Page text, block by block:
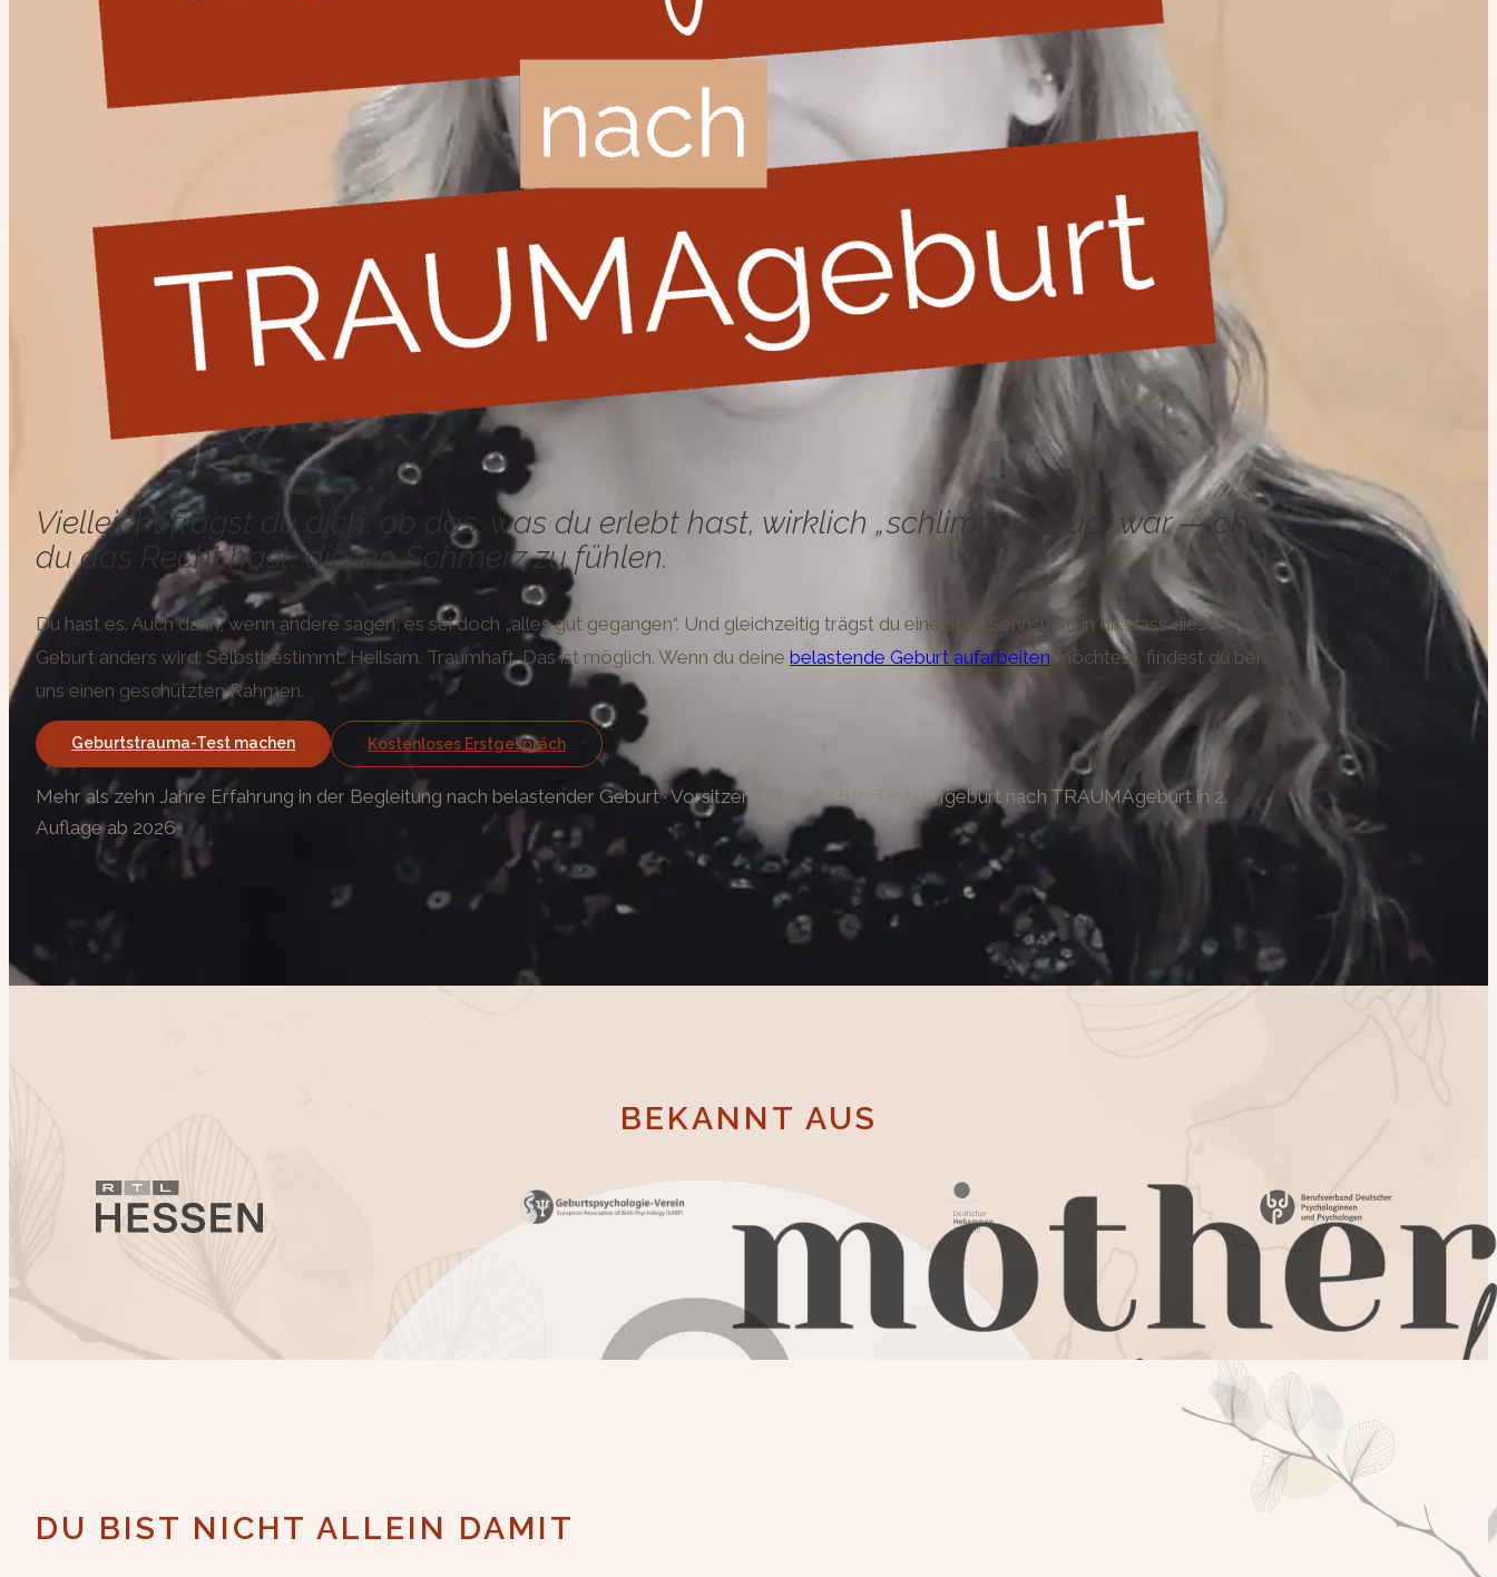
Vielleicht fragst du dich, ob das, was du erlebt hast, wirklich „schlimm genug“ war — ob
du das Recht hast, diesen Schmerz zu fühlen.
Du hast es. Auch dann, wenn andere sagen, es sei doch „alles gut gegangen“. Und gleichzeitig trägst du eine tiefe Sehnsucht in dir: dass diese
Geburt anders wird. Selbstbestimmt. Heilsam. Traumhaft. Das ist möglich. Wenn du deine belastende Geburt aufarbeiten möchtest, findest du bei
uns einen geschützten Rahmen.
Geburtstrauma-Test machen Kostenloses Erstgespräch
Mehr als zehn Jahre Erfahrung in der Begleitung nach belastender Geburt · Vorsitzende der EABP · TRAUMgeburt nach TRAUMAgeburt in 2.
Auflage ab 2026
BEKANNT AUS
DU BIST NICHT ALLEIN DAMIT